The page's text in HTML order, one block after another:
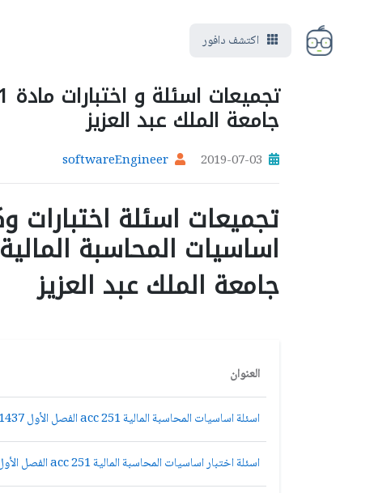
اكتشف دافور
جامعة الملك عبد العزيز
2019-07-03
softwareEngineer
اساسيات المحاسبة المالية
جامعة الملك عبد العزيز
العنوان
اسئلة اساسيات المحاسبة المالية acc 251 الفصل الأول 1437هـ 1438هـ نموذج ب
اسئلة اختبار اساسيات المحاسبة المالية acc 251 الفصل الأول 1437هـ نموذج ج